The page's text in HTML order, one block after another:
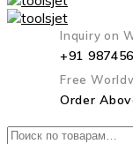
Inquiry on
+91
Free
Order